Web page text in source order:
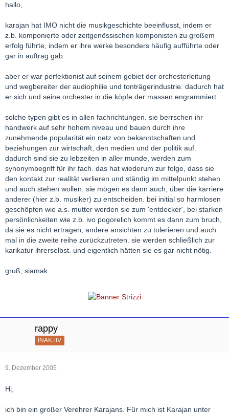
hallo,
karajan hat IMO nicht die musikgeschichte beeinflusst, indem er
z.b. komponierte oder zeitgenössischen komponisten zu großem
erfolg führte, indem er ihre werke besonders häufig aufführte oder
gar in auftrag gab.
aber er war perfektionist auf seinem gebiet der orchesterleitung
und wegbereiter der audiophilie und tonträgerindustrie. dadurch hat
er sich und seine orchester in die köpfe der massen engrammiert.
solche typen gibt es in allen fachrichtungen. sie berrschen ihr
handwerk auf sehr hohem niveau und bauen durch ihre
zunehmende popularität ein netz von bekanntschaften und
beziehungen zur wirtschaft, den medien und der politik auf.
dadurch sind sie zu lebzeiten in aller munde, werden zum
synonymbegriff für ihr fach. das hat wiederum zur folge, dass sie
den kontakt zur realität verlieren und ständig im mittelpunkt stehen
und auch stehen wollen. sie mögen es dann auch, über die karriere
anderer (hier z.b. musiker) zu entscheiden. bei initial so harmlosen
geschöpfen wie a.s. mutter werden sie zum 'entdecker', bei starken
persönlichkeiten wie z.b. ivo pogorelich kommt es dann zum bruch,
da sie es nicht ertragen, andere ansichten zu tolerieren und auch
mal in die zweite reihe zurückzutreten. sie werden schließlich zur
karikatur ihrerselbst. und eigentlich hätten sie es gar nicht nötig.
gruß, siamak
rappy
INAKTIV
9. Dezember 2005
Hi,
ich bin ein großer Verehrer Karajans. Für mich ist Karajan unter